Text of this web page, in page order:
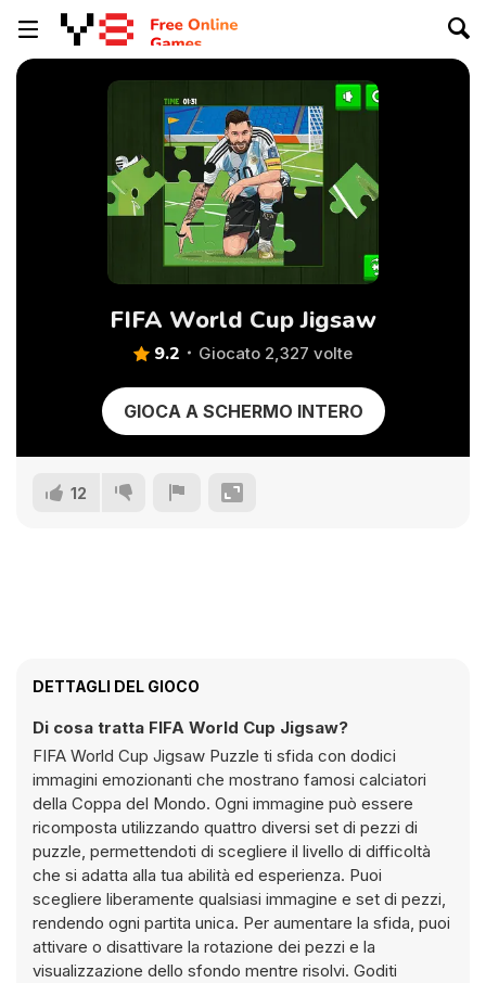
FIFA World Cup Jigsaw
9.2 Giocato 2,327 volte
GIOCA A SCHERMO INTERO
12
DETTAGLI DEL GIOCO
Di cosa tratta FIFA World Cup Jigsaw?
FIFA World Cup Jigsaw Puzzle ti sfida con dodici
immagini emozionanti che mostrano famosi calciatori
della Coppa del Mondo. Ogni immagine può essere
ricomposta utilizzando quattro diversi set di pezzi di
puzzle, permettendoti di scegliere il livello di difficoltà
che si adatta alla tua abilità ed esperienza. Puoi
scegliere liberamente qualsiasi immagine e set di pezzi,
rendendo ogni partita unica. Per aumentare la sfida, puoi
attivare o disattivare la rotazione dei pezzi e la
visualizzazione dello sfondo mentre risolvi. Goditi